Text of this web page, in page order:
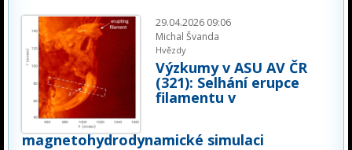
29.04.2026 09:06
Michal Švanda
Hvězdy
Výzkumy v ASU AV ČR
(321): Selhání erupce
filamentu v
magnetohydrodynamické simulaci